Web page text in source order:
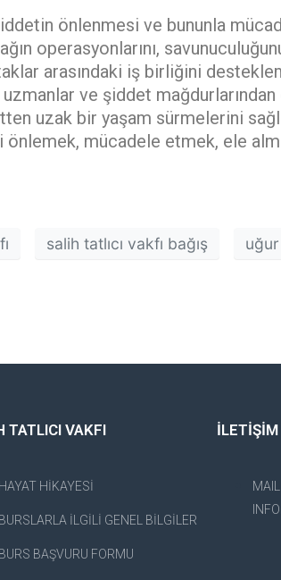
önlenmesi ve bununla
operasyonlarını,
arasındaki iş birliğini
ve şiddet
uzak bir yaşam sürmelerini
mücadele etmek, ele
salih tatlıcı vakfı bağış
uğur
TATLICI VAKFI
HAYAT HİKAYESİ
BURSLARLA İLGİLİ GENEL BİLGİLER
BURS BAŞVURU FORMU
İLETİŞİM
MAIL